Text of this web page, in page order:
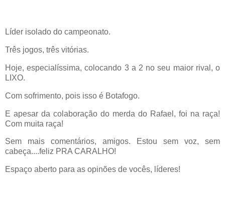
Líder isolado do campeonato.
Três jogos, três vitórias.
Hoje, especialíssima, colocando 3 a 2 no seu maior rival, o
LIXO.
Com sofrimento, pois isso é Botafogo.
E apesar da colaboração do merda do Rafael, foi na raça!
Com muita raça!
Sem mais comentários, amigos. Estou sem voz, sem
cabeça....feliz PRA CARALHO!
Espaço aberto para as opinões de vocês, líderes!